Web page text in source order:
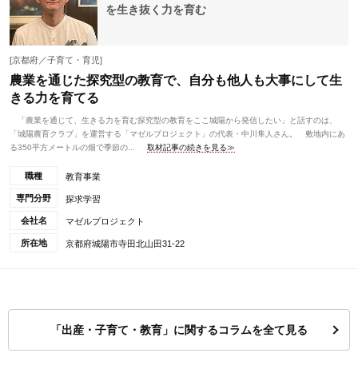
を生き抜く力を育む
[京都府／子育て・育児]
農業を通じた探究型の教育で、自分も他人も大事にして生
きる力を育てる
「農業を通じて、生きる力を育む探究型の教育をここ城陽から発信したい」と話すのは、
「城陽農育クラブ」を運営する「マゼルプロジェクト」の代表・中川隼人さん。 敷地内にあ
る350平方メートルの畑で季節の...
取材記事の続きを見る≫
職種 教育事業
専門分野 探求学習
会社名 マゼルプロジェクト
所在地 京都府城陽市寺田北山田31-22
「出産・子育て・教育」に関するコラムを全て見る